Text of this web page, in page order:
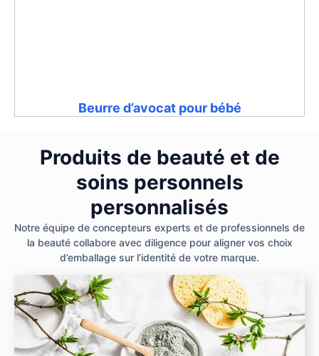
Beurre d’avocat pour bébé
Produits de beauté et de
soins personnels
personnalisés
Notre équipe de concepteurs experts et de professionnels de
la beauté collabore avec diligence pour aligner vos choix
d’emballage sur l’identité de votre marque.